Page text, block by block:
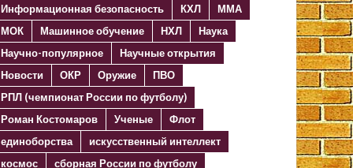
Информационная безопасность
КХЛ
ММА
МОК
Машинное обучение НХЛ
Наука
Научно-популярное
Научные открытия
Новости
ОКР Оружие
ПВО
РПЛ (чемпионат России по футболу)
Роман Костомаров
Ученые
Флот
единоборства
искусственный интеллект
космос
сборная России по футболу